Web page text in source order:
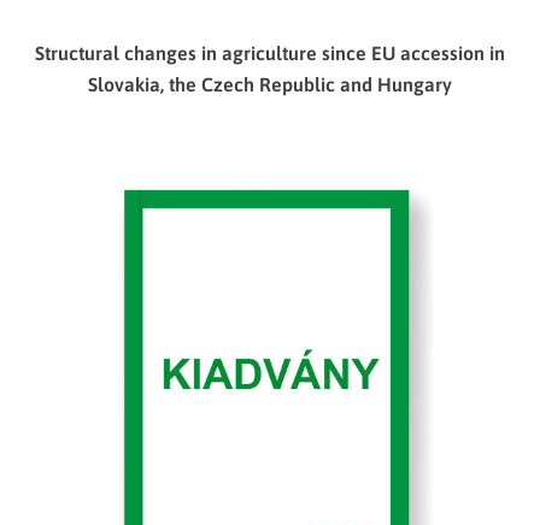
Structural changes in agriculture since EU accession in
Slovakia, the Czech Republic and Hungary